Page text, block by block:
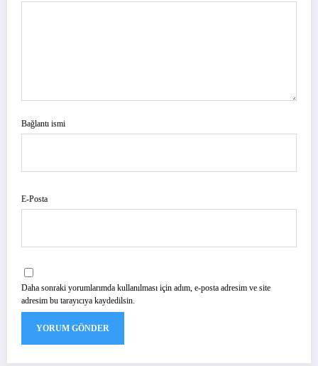
Bağlantı ismi
E-Posta
Daha sonraki yorumlarımda kullanılması için adım, e-posta adresim ve site
adresim bu tarayıcıya kaydedilsin.